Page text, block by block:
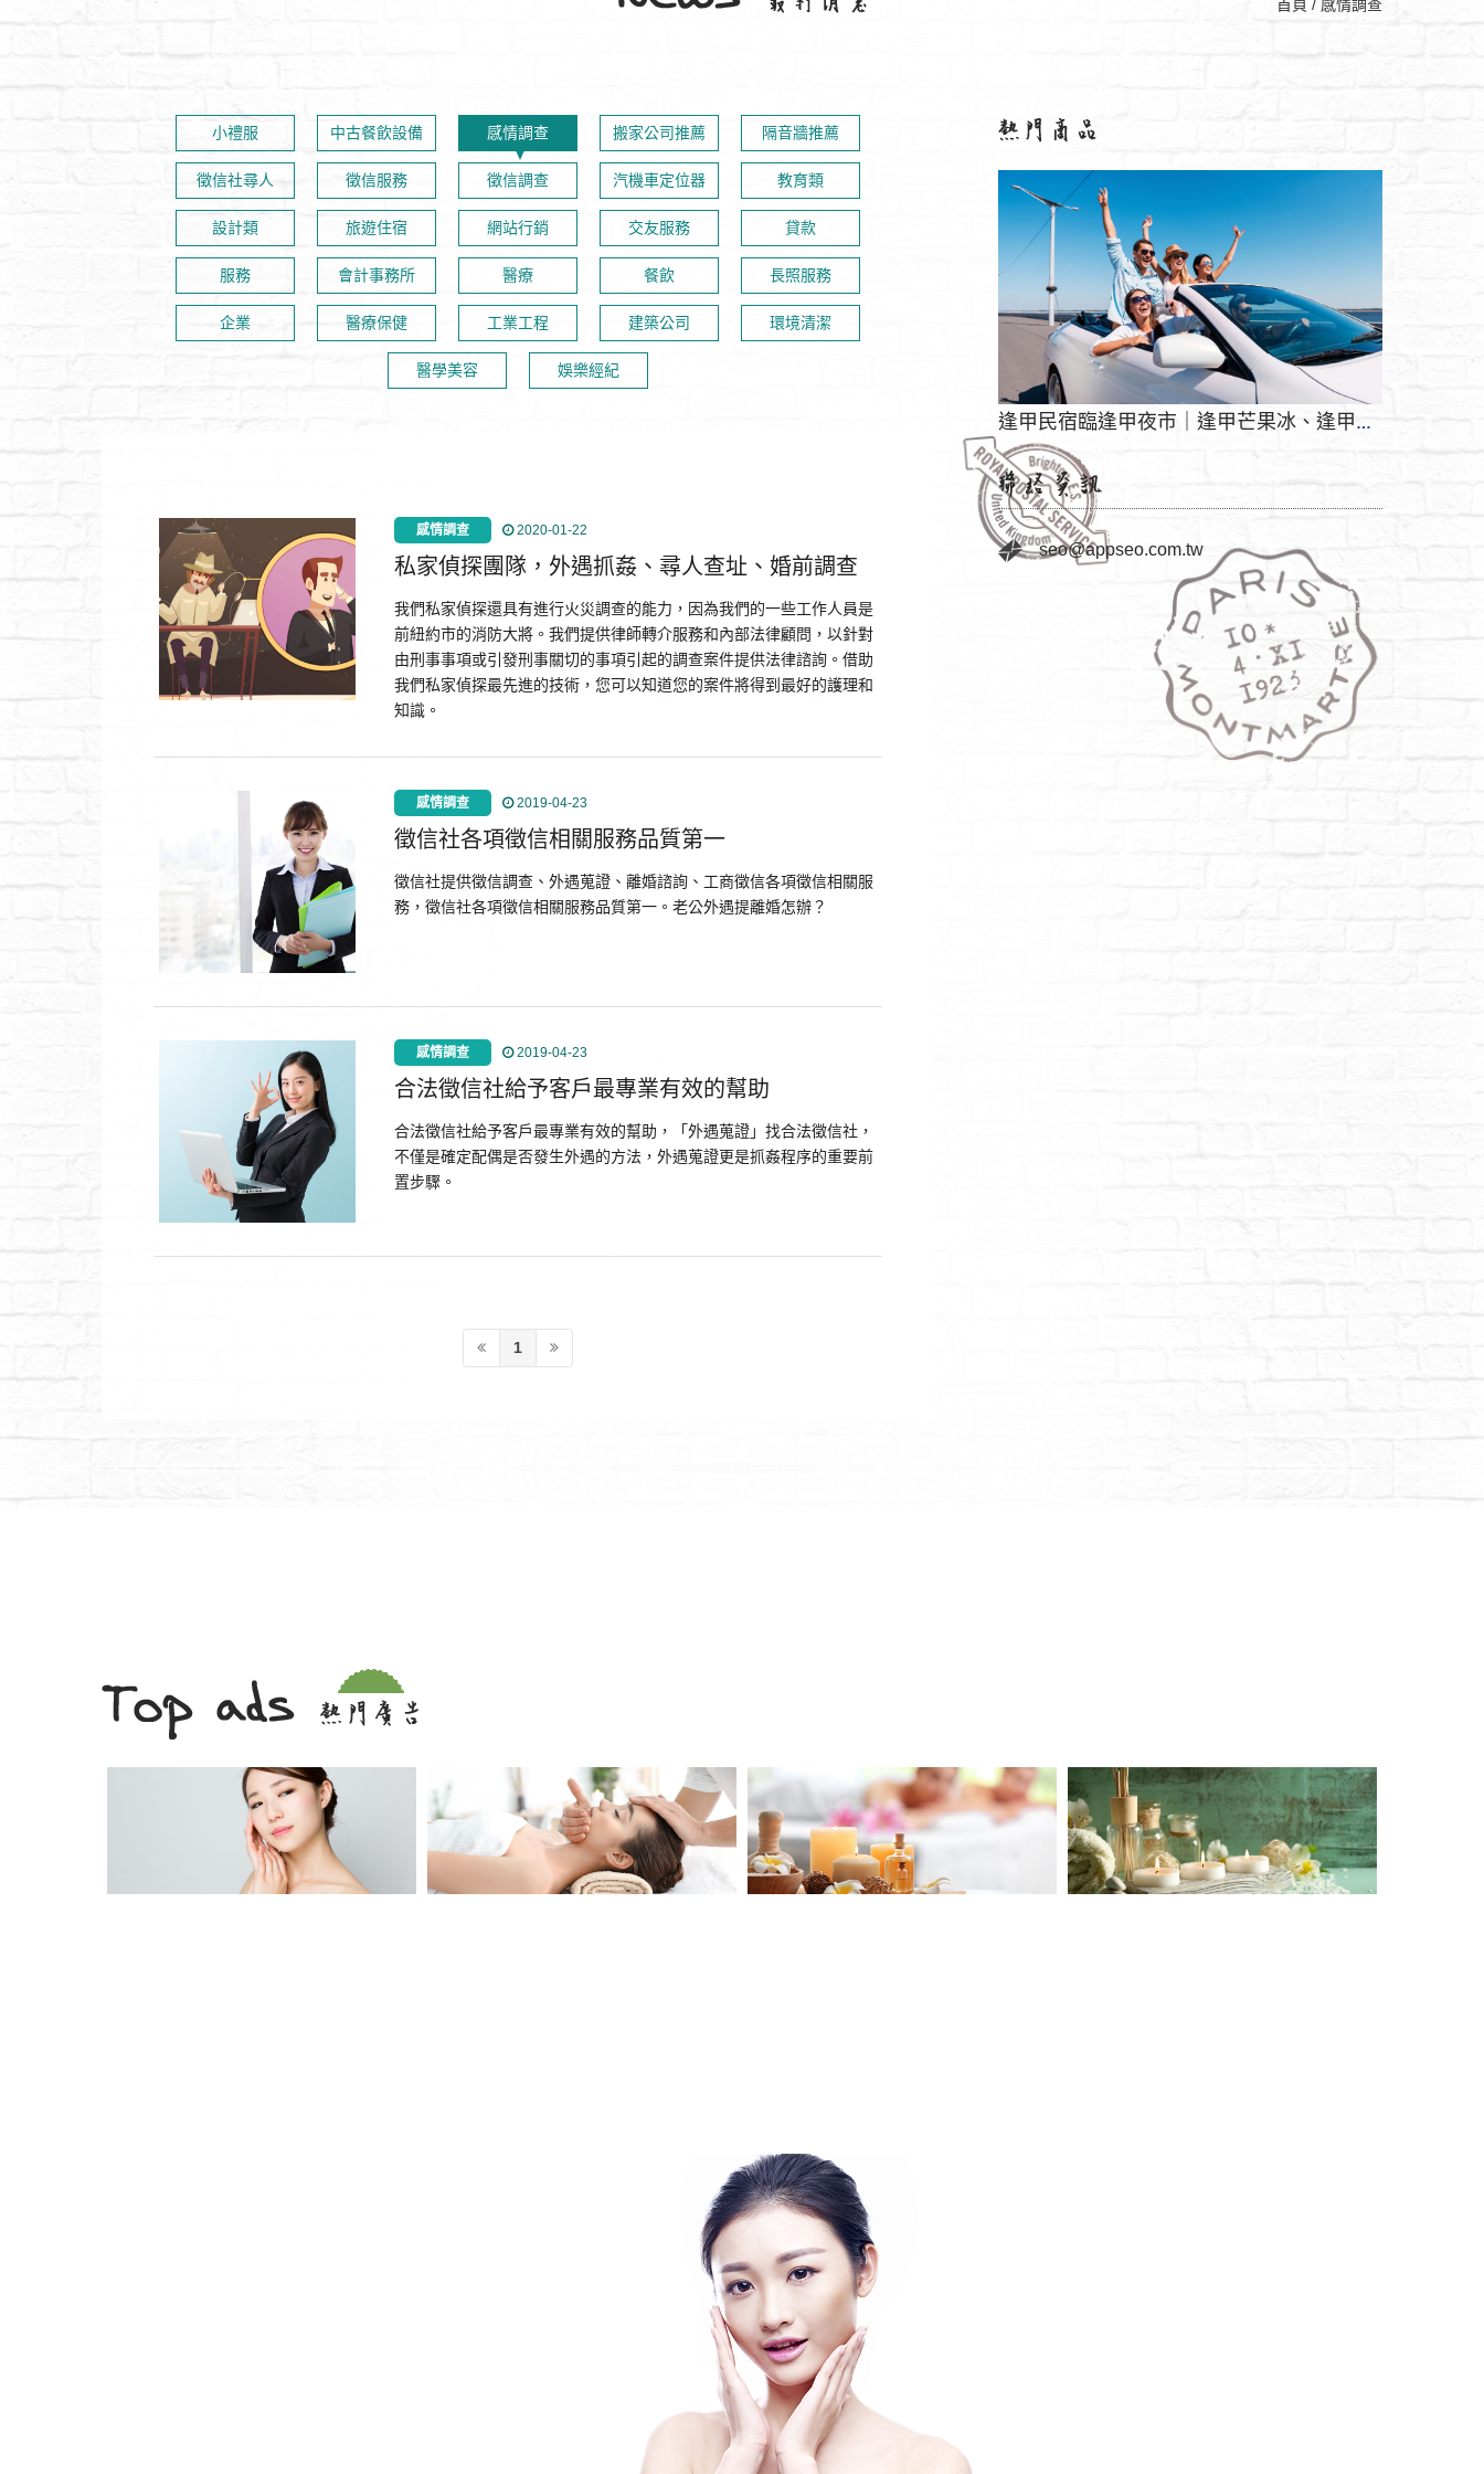
首頁 / 感情調查
小禮服 中古餐飲設備 感情調查 搬家公司推薦 隔音牆推薦
徵信社尋人 徵信服務 徵信調查 汽機車定位器 教育類
設計類 旅遊住宿 網站行銷 交友服務 貸款
服務 會計事務所 醫療 餐飲 長照服務
企業 醫療保健 工業工程 建築公司 環境清潔
醫學美容 娛樂經紀
感情調查 2020-01-22
私家偵探團隊，外遇抓姦、尋人查址、婚前調查
我們私家偵探還具有進行火災調查的能力，因為我們的一些工作人員是
前紐約市的消防大將。我們提供律師轉介服務和內部法律顧問，以針對
由刑事事項或引發刑事關切的事項引起的調查案件提供法律諮詢。借助
我們私家偵探最先進的技術，您可以知道您的案件將得到最好的護理和
知識。
感情調查 2019-04-23
徵信社各項徵信相關服務品質第一
徵信社提供徵信調查、外遇蒐證、離婚諮詢、工商徵信各項徵信相關服
務，徵信社各項徵信相關服務品質第一。老公外遇提離婚怎辦？
感情調查 2019-04-23
合法徵信社給予客戶最專業有效的幫助
合法徵信社給予客戶最專業有效的幫助，「外遇蒐證」找合法徵信社，
不僅是確定配偶是否發生外遇的方法，外遇蒐證更是抓姦程序的重要前
置步驟。
1
ODM / OEM / OBM 商品開發服務鏈
seo@appseo.com.tw